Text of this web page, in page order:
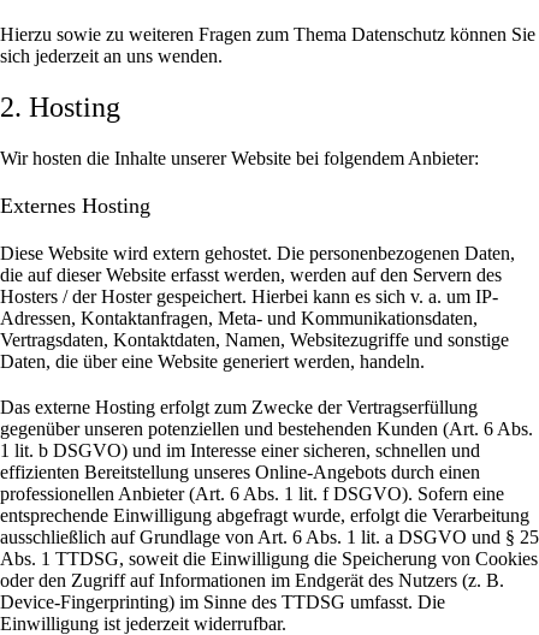
Hierzu sowie zu weiteren Fragen zum Thema Datenschutz können Sie
sich jederzeit an uns wenden.
2. Hosting
Wir hosten die Inhalte unserer Website bei folgendem Anbieter:
Externes Hosting
Diese Website wird extern gehostet. Die personenbezogenen Daten,
die auf dieser Website erfasst werden, werden auf den Servern des
Hosters / der Hoster gespeichert. Hierbei kann es sich v. a. um IP-
Adressen, Kontaktanfragen, Meta- und Kommunikationsdaten,
Vertragsdaten, Kontaktdaten, Namen, Websitezugriffe und sonstige
Daten, die über eine Website generiert werden, handeln.
Das externe Hosting erfolgt zum Zwecke der Vertragserfüllung
gegenüber unseren potenziellen und bestehenden Kunden (Art. 6 Abs.
1 lit. b DSGVO) und im Interesse einer sicheren, schnellen und
effizienten Bereitstellung unseres Online-Angebots durch einen
professionellen Anbieter (Art. 6 Abs. 1 lit. f DSGVO). Sofern eine
entsprechende Einwilligung abgefragt wurde, erfolgt die Verarbeitung
ausschließlich auf Grundlage von Art. 6 Abs. 1 lit. a DSGVO und § 25
Abs. 1 TTDSG, soweit die Einwilligung die Speicherung von Cookies
oder den Zugriff auf Informationen im Endgerät des Nutzers (z. B.
Device-Fingerprinting) im Sinne des TTDSG umfasst. Die
Einwilligung ist jederzeit widerrufbar.